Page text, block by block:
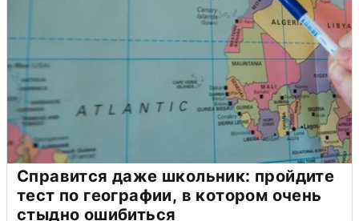
Справится даже школьник: пройдите
тест по географии, в котором очень
стыдно ошибиться